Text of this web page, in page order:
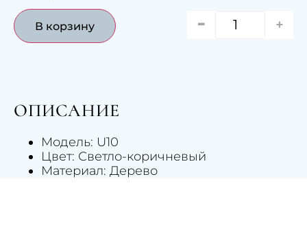
- +
В корзину
ОПИСАНИЕ
Модель: U10
Цвет: Светло-коричневый
Материал: Дерево